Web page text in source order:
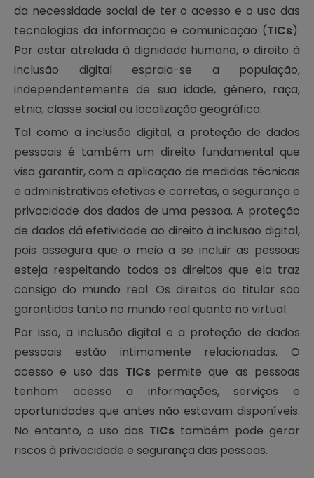
da necessidade social de ter o acesso e o uso das
tecnologias da informação e comunicação (TICs).
Por estar atrelada à dignidade humana, o direito à
inclusão digital espraia-se a população,
independentemente de sua idade, gênero, raça,
etnia, classe social ou localização geográfica.
Tal como a inclusão digital, a proteção de dados
pessoais é também um direito fundamental que
visa garantir, com a aplicação de medidas técnicas
e administrativas efetivas e corretas, a segurança e
privacidade dos dados de uma pessoa. A proteção
de dados dá efetividade ao direito à inclusão digital,
pois assegura que o meio a se incluir as pessoas
esteja respeitando todos os direitos que ela traz
consigo do mundo real. Os direitos do titular são
garantidos tanto no mundo real quanto no virtual.
Por isso, a inclusão digital e a proteção de dados
pessoais estão intimamente relacionadas. O
acesso e uso das TICs permite que as pessoas
tenham acesso a informações, serviços e
oportunidades que antes não estavam disponíveis.
No entanto, o uso das TICs também pode gerar
riscos à privacidade e segurança das pessoas.